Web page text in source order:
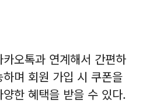
오톡과 연계해서 간편하
며 회원 가입 시 쿠폰을
한 혜택을 받을 수 있다.